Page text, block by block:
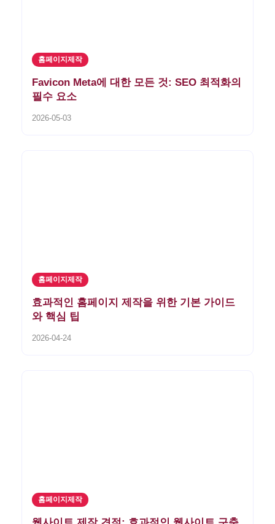
홈페이지제작
Favicon Meta에 대한 모든 것: SEO 최적화의
필수 요소
2026-05-03
홈페이지제작
효과적인 홈페이지 제작을 위한 기본 가이드
와 핵심 팁
2026-04-24
홈페이지제작